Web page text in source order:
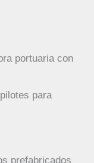
para
prefabricados